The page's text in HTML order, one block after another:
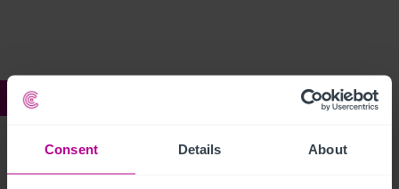
Consent Details About
Ref:
Bowling Green